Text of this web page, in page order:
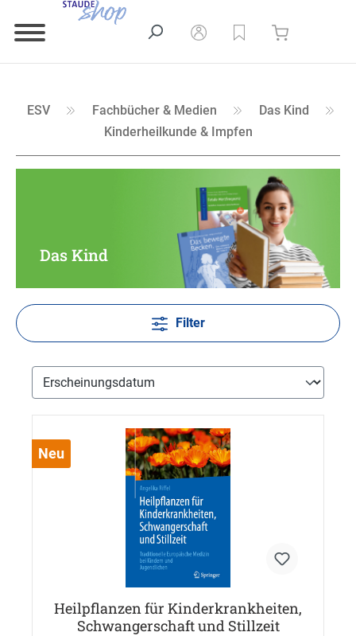
ESV Fachbücher & Medien
Das Kind
Kinderheilkunde & Impfen
Das Kind
Filter
Neu
Heilpflanzen für Kinderkrankheiten,
Schwangerschaft und Stillzeit